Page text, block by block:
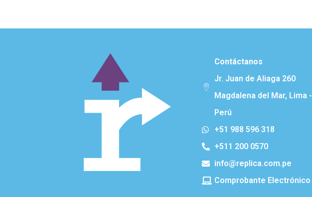
Contáctanos
Jr. Juan de Aliaga 260
Magdalena del Mar, Lima -
Perú
+51 988 596 318
+511 200 0570
info@replica.com.pe
Comprobante Electrónico